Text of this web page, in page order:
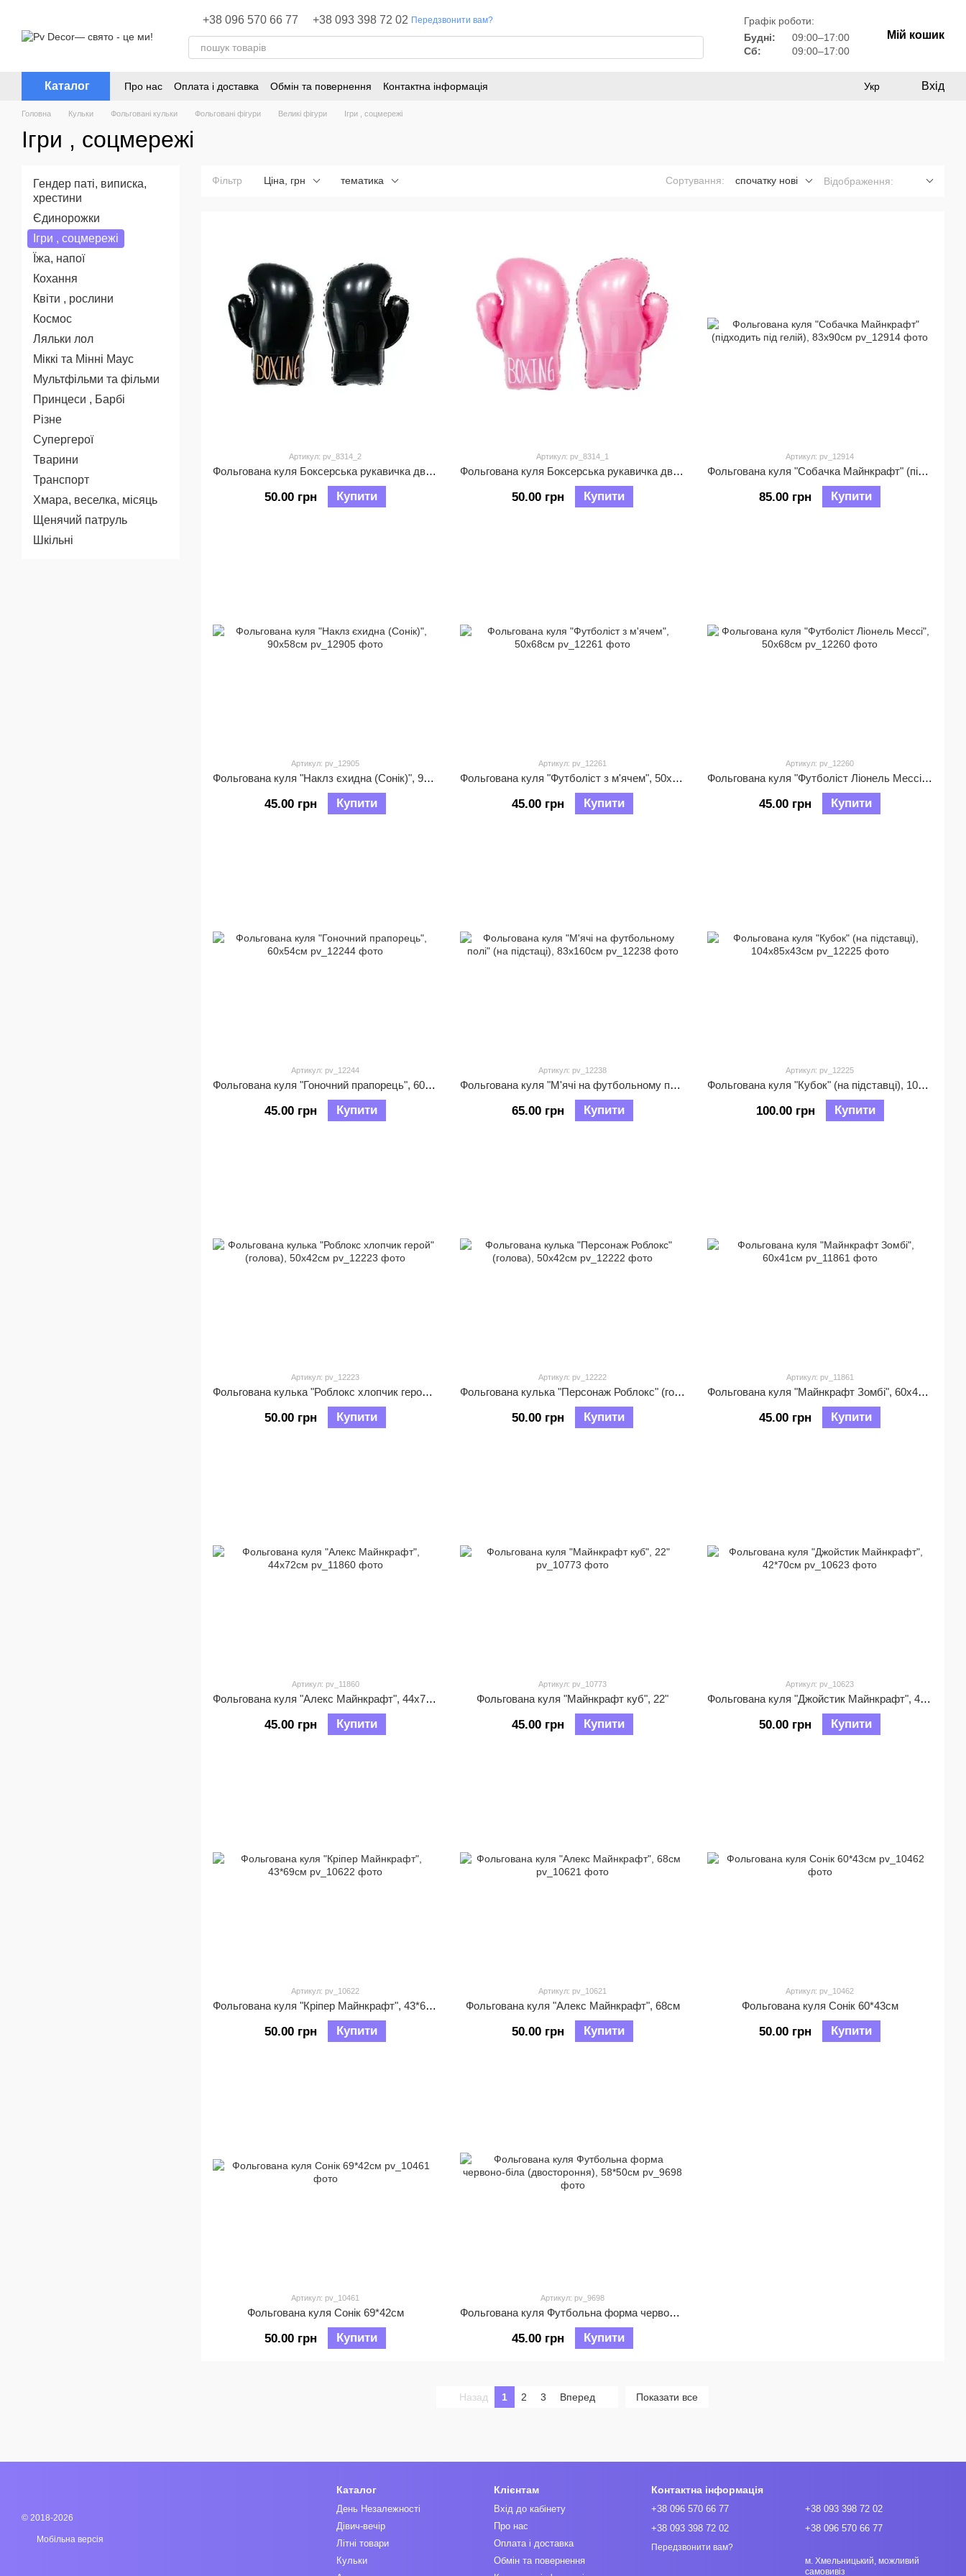
+38 096 570 66 77 +38 093 398 72 02 Передзвонити вам?
Графік роботи:
Будні:
09:00–17:00
Сб:
09:00–17:00
Мій кошик
Каталог Про нас Оплата і доставка Обмін та повернення Контактна інформація Укр Вхід
Головна Кульки Фольговані кульки Фольговані фігури Великі фігури Ігри , соцмережі
Ігри , соцмережі
Фільтр Ціна, грн тематика Сортування: спочатку нові Відображення:
Артикул: pv_8314_2
Фольгована куля Боксерська рукавичка двостороння, 62*54см
50.00 грн Купити
Артикул: pv_8314_1
Фольгована куля Боксерська рукавичка двостороння, 62*54см
50.00 грн Купити
Артикул: pv_12914
Фольгована куля "Собачка Майнкрафт" (підходить під гелій), 83х90см
85.00 грн Купити
Артикул: pv_12905
Фольгована куля "Наклз єхидна (Сонік)", 90х58см
45.00 грн Купити
Артикул: pv_12261
Фольгована куля "Футболіст з м'ячем", 50х68см
45.00 грн Купити
Артикул: pv_12260
Фольгована куля "Футболіст Ліонель Мессі", 50х68см
45.00 грн Купити
Артикул: pv_12244
Фольгована куля "Гоночний прапорець", 60х54см
45.00 грн Купити
Артикул: pv_12238
Фольгована куля "М'ячі на футбольному полі" (на підстаці), 83х160см
65.00 грн Купити
Артикул: pv_12225
Фольгована куля "Кубок" (на підставці), 104х85х43см
100.00 грн Купити
Артикул: pv_12223
Фольгована кулька "Роблокс хлопчик герой" (голова), 50х42см
50.00 грн Купити
Артикул: pv_12222
Фольгована кулька "Персонаж Роблокс" (голова), 50х42см
50.00 грн Купити
Артикул: pv_11861
Фольгована куля "Майнкрафт Зомбі", 60х41см
45.00 грн Купити
Артикул: pv_11860
Фольгована куля "Алекс Майнкрафт", 44х72см
45.00 грн Купити
Артикул: pv_10773
Фольгована куля "Майнкрафт куб", 22"
45.00 грн Купити
Артикул: pv_10623
Фольгована куля "Джойстик Майнкрафт", 42*70см
50.00 грн Купити
Артикул: pv_10622
Фольгована куля "Кріпер Майнкрафт", 43*69см
50.00 грн Купити
Артикул: pv_10621
Фольгована куля "Алекс Майнкрафт", 68см
50.00 грн Купити
Артикул: pv_10462
Фольгована куля Сонік 60*43см
50.00 грн Купити
Артикул: pv_10461
Фольгована куля Сонік 69*42см
50.00 грн Купити
Артикул: pv_9698
Фольгована куля Футбольна форма червоно-біла (двостороння), 58*50см
45.00 грн Купити
Назад 1 2 3 Вперед Показати все
Гендер паті, виписка,
хрестини
Єдинорожки
Ігри , соцмережі
Їжа, напої
Кохання
Квіти , рослини
Космос
Ляльки лол
Міккі та Мінні Маус
Мультфільми та фільми
Принцеси , Барбі
Різне
Супергерої
Тварини
Транспорт
Хмара, веселка, місяць
Щенячий патруль
Шкільні
© 2018-2026
Мобільна версія
Каталог
День Незалежності
Дівич-вечір
Літні товари
Кульки
Клієнтам
Вхід до кабінету
Про нас
Оплата і доставка
Обмін та повернення
Контактна інформація
+38 096 570 66 77
+38 093 398 72 02
Передзвонити вам?
+38 093 398 72 02
+38 096 570 66 77
м. Хмельницький, можливий
самовивіз